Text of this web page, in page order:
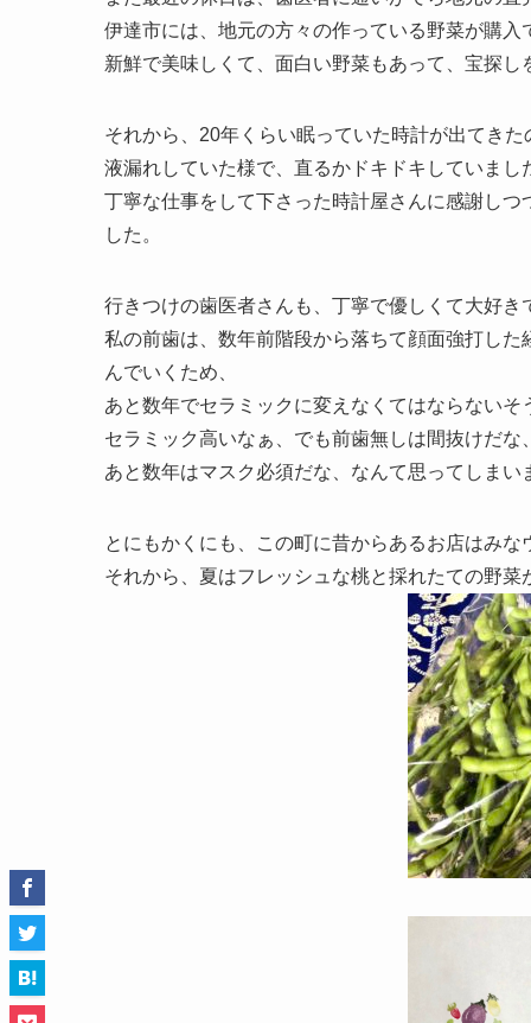
伊達市には、地元の方々の作っている野菜が購入
新鮮で美味しくて、面白い野菜もあって、宝探
それから、20年くらい眠っていた時計が出てき
液漏れしていた様で、直るかドキドキしていまし
丁寧な仕事をして下さった時計屋さんに感謝し
した。
行きつけの歯医者さんも、丁寧で優しくて大好き
私の前歯は、数年前階段から落ちて顔面強打し
んでいくため、
あと数年でセラミックに変えなくてはならないそ
セラミック高いなぁ、でも前歯無しは間抜けだ
あと数年はマスク必須だな、なんて思ってしまい
とにもかくにも、この町に昔からあるお店はみな
それから、夏はフレッシュな桃と採れたての野